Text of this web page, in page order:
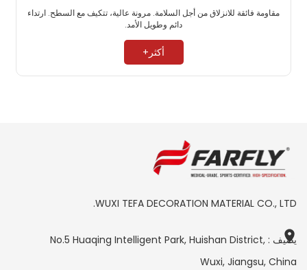
مقاومة فائقة للانزلاق من أجل السلامة. مرونة عالية، تتكيف مع السطح. ارتداء
دائم وطويل الأمد. ​
أكثر+
WUXI TEFA DECORATION MATERIAL CO., LTD.
يضيف : No.5 Huaqing Intelligent Park, Huishan District,
Wuxi, Jiangsu, China